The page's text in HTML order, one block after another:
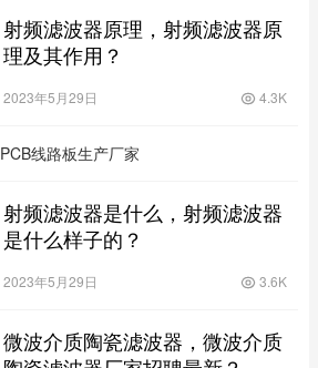
射频滤波器原理，射频滤波器原
理及其作用？
2023年5月29日 4.3K
PCB线路板生产厂家
射频滤波器是什么，射频滤波器
是什么样子的？
2023年5月29日 3.6K
微波介质陶瓷滤波器，微波介质